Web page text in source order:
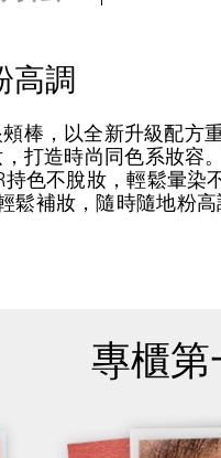
高調
棒，以全新升級配方
打造時尚同色系妝容。
色不脫妝，輕鬆暈染
補妝，隨時隨地粉高
專櫃第